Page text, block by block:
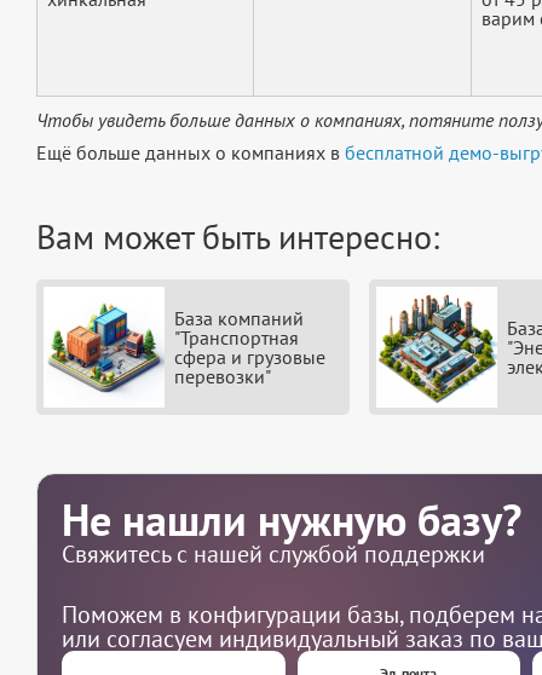
варим
Чтобы увидеть больше данных о компаниях, потяните
Ещё больше данных о компаниях в бесплатной демо-
Вам может быть интересно:
База компаний
"Транспортная
сфера и грузовые
перевозки"
Не нашли нужную базу?
Свяжитесь с нашей службой поддержки
Поможем в конфигурации базы, подберем
или согласуем индивидуальный заказ по